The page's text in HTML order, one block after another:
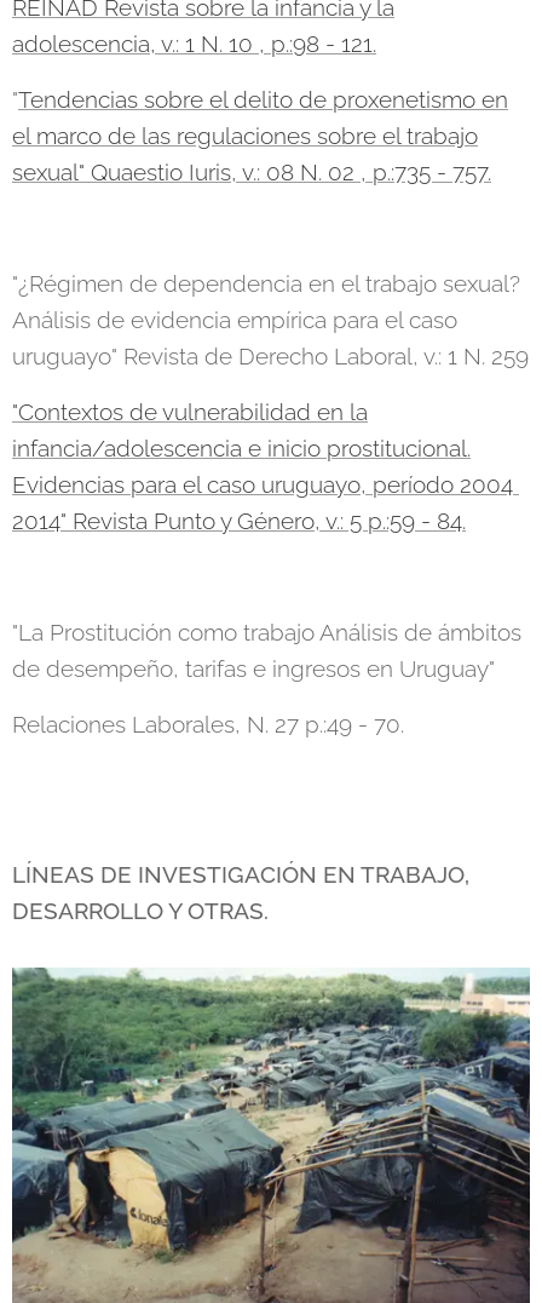
REINAD Revista sobre la infancia y la
adolescencia, v.: 1 N. 10 , p.:98 - 121.
"Tendencias sobre el delito de proxenetismo en
el marco de las regulaciones sobre el trabajo
sexual" Quaestio Iuris, v.: 08 N. 02 , p.:735 - 757.
"¿Régimen de dependencia en el trabajo sexual?
Análisis de evidencia empírica para el caso
uruguayo" Revista de Derecho Laboral, v.: 1 N. 259
"Contextos de vulnerabilidad en la
infancia/adolescencia e inicio prostitucional.
Evidencias para el caso uruguayo, período 2004 ​
2014" Revista Punto y Género, v.: 5 p.:59 - 84.
"La Prostitución como trabajo Análisis de ámbitos
de desempeño, tarifas e ingresos en Uruguay"
Relaciones Laborales, N. 27 p.:49 - 70.
LÍNEAS DE INVESTIGACIÓN EN TRABAJO,
DESARROLLO Y OTRAS.